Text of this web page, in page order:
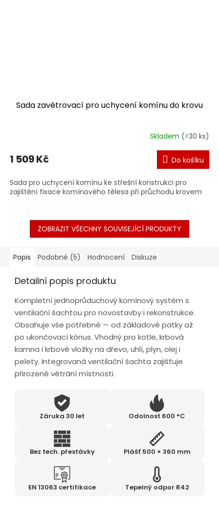
Sada zavětrovací pro uchycení komínu do krovu
Skladem (>30 ks)
1 509 Kč Do košíku
Sada pro uchycení komínu ke střešní konstrukci pro
zajištění fixace komínového tělesa při průchodu krovem
ZOBRAZIT VŠECHNY SOUVISEJÍCÍ PRODUKTY
Popis Podobné (5) Hodnocení Diskuze
Detailní popis produktu
Kompletní jednoprůduchový komínový systém s
ventilační šachtou pro novostavby i rekonstrukce.
Obsahuje vše potřebné — od základové patky až
po ukončovací kónus. Vhodný pro kotle, krbová
kamna i krbové vložky na dřevo, uhlí, plyn, olej i
pelety. Integrovaná ventilační šachta zajišťuje
přirozené větrání místnosti.
Záruka 30 let Odolnost 600 °C
Bez tech. přestávky Plášť 500 × 360 mm
EN 13063 certifikace Tepelný odpor R42